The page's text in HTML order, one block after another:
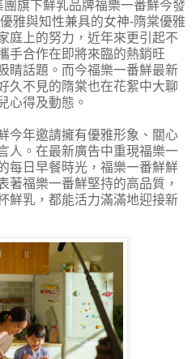
團旗下鮮乳品牌福樂一番鮮今發
雅與知性兼具的女神-隋棠優雅
庭上的努力，近年來更引起不
手合作在即將來臨的熱銷旺
睛話題。而今福樂一番鮮最新
久不見的隋棠也在花絮中大聊
心得及動態。
今年邀請擁有優雅形象、關心
人。在最新廣告中重現福樂一
每日早餐時光，福樂一番鮮鮮
著福樂一番鮮堅持的高品質，
鮮乳，都能活力滿滿地迎接新